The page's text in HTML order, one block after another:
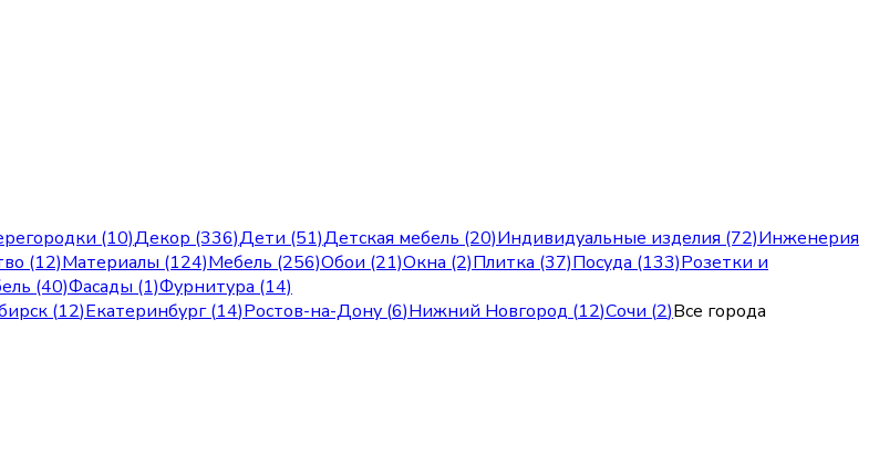
(10)Декор (336)Дети (51)Детская мебель (20)Индивидуальные изделия (72)Инженерия
(12)Материалы (124)Мебель (256)Обои (21)Окна (2)Плитка (37)Посуда (133)Розетки и
(40)Фасады (1)Фурнитура (14)
(12)Екатеринбург(14)Ростов-на-Дону (6)Нижний Новгород (12)Сочи (2)Все города